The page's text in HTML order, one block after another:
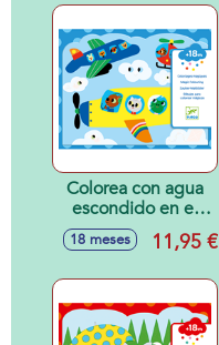
Colorea con agua
escondido en el
cielo
18 meses 11,95 €